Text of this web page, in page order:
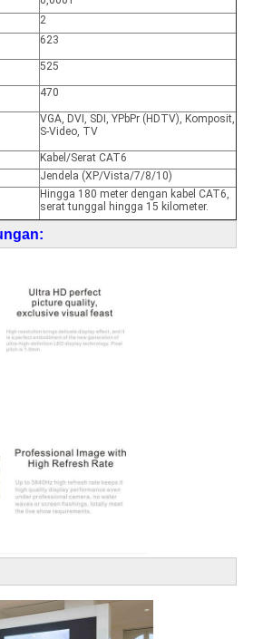
2
623
525
470
VGA, DVI, SDI, YPbPr (HDTV), Komposit,
S-Video, TV
Kabel/Serat CAT6
Jendela (XP/Vista/7/8/10)
Hingga 180 meter dengan kabel CAT6,
serat tunggal hingga 15 kilometer.